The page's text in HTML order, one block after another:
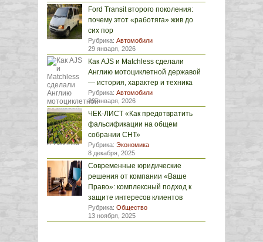
Ford Transit второго поколения:
почему этот «работяга» жив до
сих пор
Рубрика: Автомобили
29 января, 2026
Как AJS и Matchless сделали
Англию мотоциклетной державой
— история, характер и техника
Рубрика: Автомобили
29 января, 2026
ЧЕК-ЛИСТ «Как предотвратить
фальсификации на общем
собрании СНТ»
Рубрика: Экономика
8 декабря, 2025
Современные юридические
решения от компании «Ваше
Право»: комплексный подход к
защите интересов клиентов
Рубрика: Общество
13 ноября, 2025